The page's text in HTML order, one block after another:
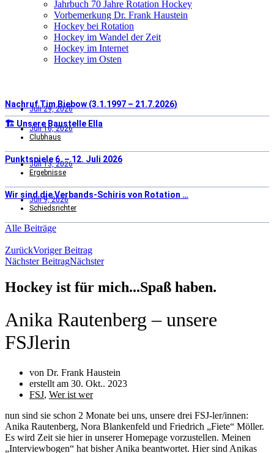
Jahrbuch 70 Jahre Rotation Hockey
Vorbemerkung Dr. Frank Haustein
Hockey bei Rotation
Hockey im Wandel der Zeit
Hockey im Internet
Hockey im Osten
Juli 29, 2026
Nachruf Tim Biebow (3.1.1997 – 21.7.2026)
Juli 16, 2026
🏗️ Unsere Baustelle Ella
Clubhaus
Juli 13, 2026
Punktspiele 6. – 12. Juli 2026
Ergebnisse
Juli 9, 2026
Wir sind die Verbands-Schiris von Rotation …
Schiedsrichter
Alle Beiträge
ZurückVoriger Beitrag
Nächster BeitragNächster
Hockey ist für mich...Spaß haben.
Anika Rautenberg – unsere
FSJlerin
von Dr. Frank Haustein
erstellt am 30. Okt.. 2023
FSJ, Wer ist wer
nun sind sie schon 2 Monate bei uns, unsere drei FSJ-ler/innen:
Anika Rautenberg, Nora Blankenfeld und Friedrich „Fiete“ Möller.
Es wird Zeit sie hier in unserer Homepage vorzustellen. Meinen
„Interviewbogen“ hat bisher Anika beantwortet. Hier sind Anikas